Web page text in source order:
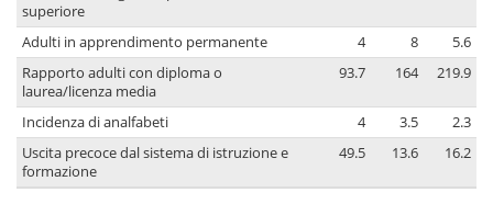
superiore
Adulti in apprendimento permanente 4 8
5.6
Rapporto adulti con diploma o
laurea/licenza media
93.7 164 219.9
Incidenza di analfabeti 4 3.5
2.3
Uscita precoce dal sistema di istruzione e
formazione
49.5 13.6 16.2